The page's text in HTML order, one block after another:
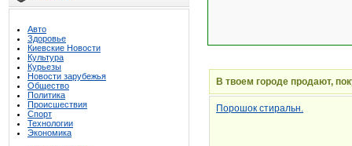
Авто
Здоровье
Киевские Новости
Культура
Курьезы
Новости зарубежья
Общество
Политика
Происшествия
Спорт
Технологии
Экономика
В твоем городе продают,
Порошок стиральн.